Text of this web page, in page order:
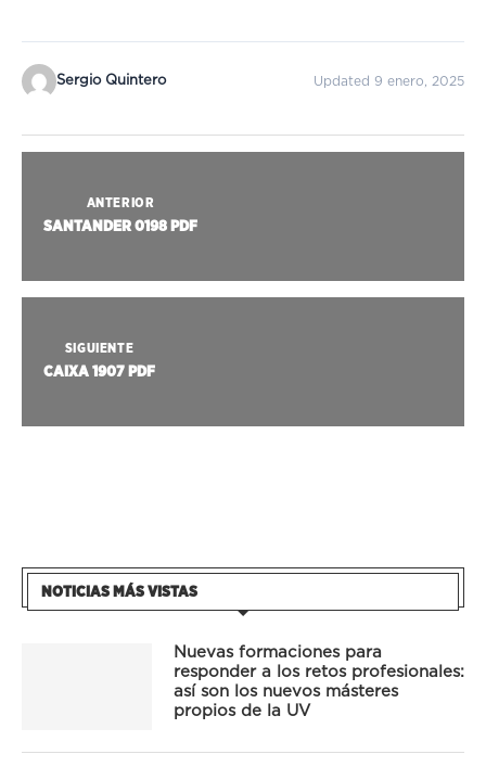
Sergio Quintero Updated 9 enero, 2025
ANTERIOR
SANTANDER 0198 PDF
SIGUIENTE
CAIXA 1907 PDF
NOTICIAS MÁS VISTAS
Nuevas formaciones para
responder a los retos profesionales:
así son los nuevos másteres
propios de la UV